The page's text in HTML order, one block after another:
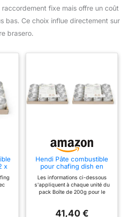
fixe mais offre un coût
bas. Ce choix influe directement sur
brasero.
x
3
Hendi Pâte combustible
pour chafing dish en
boîte, ± 3 heures, 12 pcs,
pour réchauffer les
récipients, pour maintenir
les aliments au chaud,
(Lot de 2)
Les informations ci-dessous
s'appliquent à chaque unité du
pack Boîte de 200g pour le
de 200g pour le chafing dish.
41,40 €